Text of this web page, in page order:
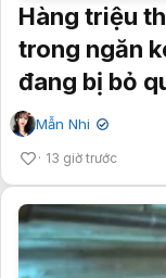
Hàng triệu
trong ngăn
đang bị bỏ
Mẫn Nhi ✔
13 giờ trước